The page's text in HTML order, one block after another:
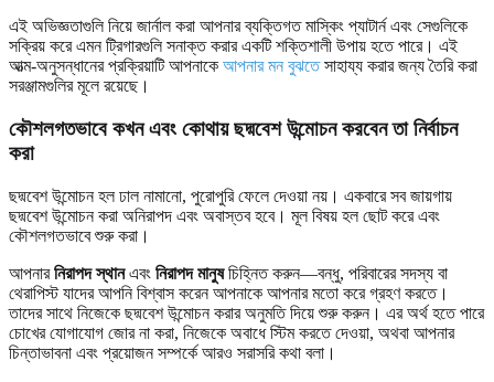
এই অভিজ্ঞতাগুলি নিয়ে জার্নাল করা আপনার ব্যক্তিগত মাস্কিং প্যাটার্ন এবং সেগুলিকে
সক্রিয় করে এমন ট্রিগারগুলি সনাক্ত করার একটি শক্তিশালী উপায় হতে পারে। এই
আত্ম-অনুসন্ধানের প্রক্রিয়াটি আপনাকে আপনার মন বুঝতেসাহায্য করার জন্য তৈরি করা
সরঞ্জামগুলির মূলে রয়েছে।
কৌশলগতভাবে কখন এবং কোথায় ছদ্মবেশ উন্মোচন করবেন তা নির্বাচন
করা
ছদ্মবেশ উন্মোচন হল ঢাল নামানো, পুরোপুরি ফেলে দেওয়া নয়। একবারে সব জায়গায়
ছদ্মবেশ উন্মোচন করা অনিরাপদ এবং অবাস্তব হবে। মূল বিষয় হল ছোট করে এবং
কৌশলগতভাবে শুরু করা।
আপনারনিরাপদ স্থানএবং নিরাপদ মানুষচিহ্নিত করুন—বন্ধু, পরিবারের সদস্য বা
থেরাপিস্ট যাদের আপনি বিশ্বাস করেন আপনাকে আপনার মতো করে গ্রহণ করতে।
তাদের সাথে নিজেকে ছদ্মবেশ উন্মোচন করার অনুমতি দিয়ে শুরু করুন। এর অর্থ হতে পারে
চোখের যোগাযোগ জোর না করা, নিজেকে অবাধে স্টিম করতে দেওয়া, অথবা আপনার
চিন্তাভাবনা এবং প্রয়োজন সম্পর্কে আরও সরাসরি কথা বলা।